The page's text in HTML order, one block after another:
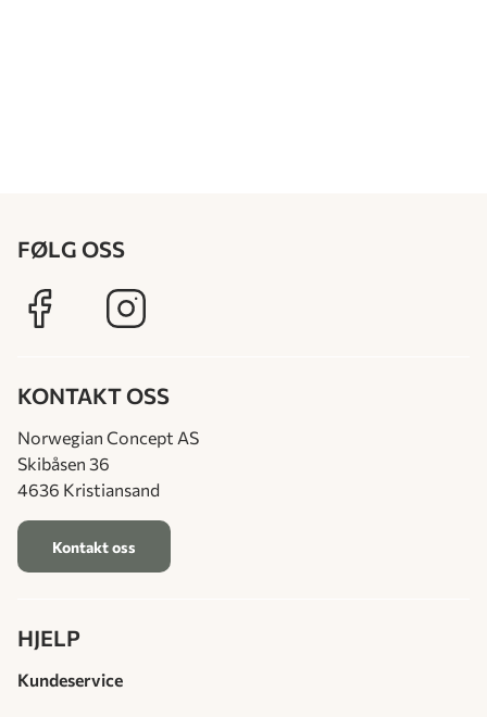
FØLG OSS
KONTAKT OSS
Norwegian Concept AS
Skibåsen 36
4636 Kristiansand
Kontakt oss
HJELP
Kundeservice